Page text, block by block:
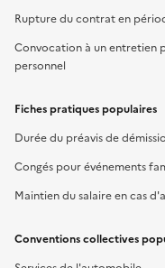
Rupture du contrat en
Convocation à un entretien
personnel
Fiches pratiques populaires
Durée du préavis de
Congés pour événements
Maintien du salaire en cas
Conventions collectives